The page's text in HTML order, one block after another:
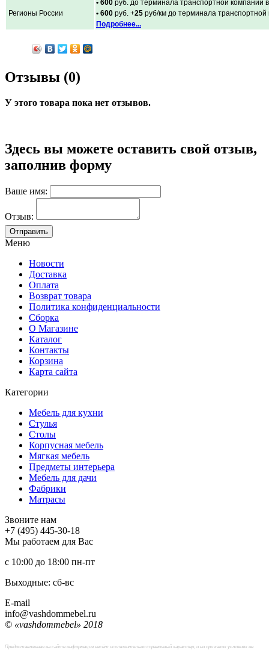
Регионы России
• 600 руб. до терминала транспортной компании
• 600 руб. +25 руб/км до терминала
Подробнее...
Отзывы (0)
У этого товара пока нет отзывов.
Здесь вы можете оставить свой отзыв,
заполнив форму
Ваше имя:
Отзыв:
Меню
Новости
Доставка
Оплата
Возврат товара
Политика конфиденциальности
Сборка
О Магазине
Каталог
Контакты
Корзина
Карта сайта
Категории
Мебель для кухни
Стулья
Столы
Корпусная мебель
Мягкая мебель
Предметы интерьера
Мебель для дачи
Фабрики
Матраcы
Звоните нам
+7 (495) 445-30-18
Мы работаем для Вас
с 10:00 до 18:00 пн-пт
Выходные: сб-вc
E-mail
info@vashdommebel.ru
© «vashdommebel» 2018
Предоставленная на сайте информация несёт исключительно справочный характер, и ни при каких условиях не